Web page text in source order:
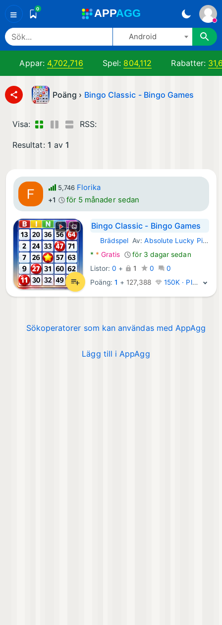
≡ 0 APPAGG
Android
Appar: 4,702,716 Spel: 804,112 Rabatter:
Poäng › Bingo Classic - Bingo Games
Visa: RSS:
Resultat: 1 av 1
5,746 Florika
+1 för 5 månader sedan
Bingo Classic - Bingo Games
Android Spel:
Brädspel Av:Absolute Lucky Pig Games
* * Gratis
för 3 dagar sedan
Listor:0 + 1 0
0
Poäng: 1 + 127,388 150K · Platina
Sökoperatorer som kan användas med AppAgg
Lägg till i AppAgg